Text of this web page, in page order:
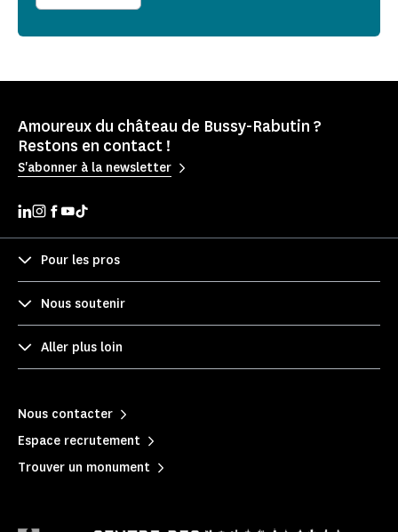
Amoureux du château de Bussy-Rabutin ?
Restons en contact !
S'abonner à la newsletter
Pour les pros
Nous soutenir
Aller plus loin
Nous contacter
Espace recrutement
Trouver un monument